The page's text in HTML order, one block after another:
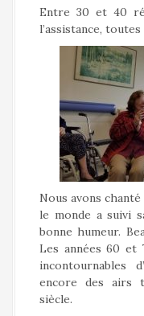
Entre 30 et 40
l’assistance,
Nous avons
le monde a suivi
bonne humeur.
Les années 60 et
incontournables
encore des airs
siècle.